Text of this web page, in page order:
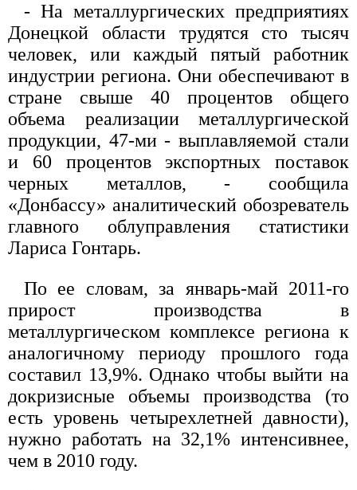
- На металлургических предприятиях
Донецкой области трудятся сто тысяч
человек, или каждый пятый работник
индустрии региона. Они обеспечивают в
стране свыше 40 процентов общего
объема реализации металлургической
продукции, 47-ми - выплавляемой стали
и 60 процентов экспортных поставок
черных металлов, - сообщила
«Донбассу» аналитический обозреватель
главного облуправления статистики
Лариса Гонтарь.
По ее словам, за январь-май 2011-го
прирост производства в
металлургическом комплексе региона к
аналогичному периоду прошлого года
составил 13,9%. Однако чтобы выйти на
докризисные объемы производства (то
есть уровень четырехлетней давности),
нужно работать на 32,1% интенсивнее,
чем в 2010 году.